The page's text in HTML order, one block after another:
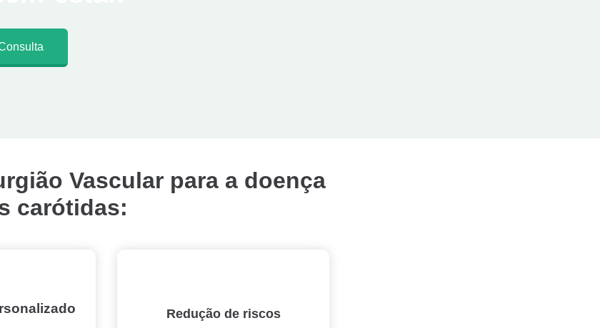
Vascular para a doença
carótidas:
Redução de riscos